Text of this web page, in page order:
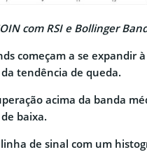
com RSI e Bollinger
começam a se
tendência de queda.
acima da banda
baixa.
de sinal com um